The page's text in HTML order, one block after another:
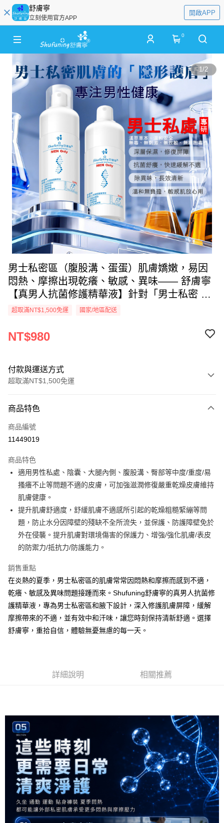
舒膚寧
立刻使用官方APP
開啟APP
0
1/2
男士私密區（腹股溝、蛋蛋）肌膚嬌嫩，易因
悶熱、摩擦出現乾癢、敏感、異味—— 舒膚寧
【真男人抗菌修護精華液】針對「男士私密 +
腋下」雙重困擾，從根源修護肌膚屏障，緩解
態，讓私處時刻舒適清爽。
超取滿NT$1,500免運 國家/地區配送
NT$980
付款與運送方式
超取滿NT$1,500免運
信用卡一次付款
信用卡分期付款
合作金庫商業銀行
華南商業銀行
彰化商業銀行
上海商業儲蓄銀行
台北富邦商業銀行
國泰世華商業銀行
臺灣中小企業銀行
台中商業銀行
匯豐（台灣）商業銀行
華泰商業銀行
聯邦商業銀行
遠東國際商業銀行
元大商業銀行
永豐商業銀行
玉山商業銀行
台灣樂天信用卡公司
超商取貨付款
LINE Pay
Apple Pay
街口支付
全盈+PAY
大哥付你分期
相關說明
【大哥付你分期使用說明】
1.本服務由台灣大哥大提供，台灣大哥大用戶可立即使用無須另外申請。
4.訂單成立30分鐘內，如未前往確認交易或遇審核未通過，訂單將自動取
醒簡訊。
2.透過簡訊連結打開帳單後，可選擇「超商條碼／台灣大直營門市／銀行轉
帳／街口支付／iPASS MONEY」等通路繳費。
【注意事項】
1.本服務係由「台灣大哥大股份有限公司」（以下簡稱本公司）所提供，讓
用戶於交易時，得透過本服務購買商品或服務，並由商店將買賣／分期付款
買賣價金債權讓與本公司後，依約使用本公司帳單繳交帳款。
2.基於同意付款使用「大哥付你分期」之契約關係目的，商店將以您的個人
資料（包含姓名、電話或地址）提供予台灣大哥大進項蒐集、處理及利用，
由本公司與您本人進行分期帳單所需資料之確認、核對及更正。
3.完整用戶服務條款，請詳閱以下連結：https://oppay.tw/userRule
AFTEE先享後付
１．簡單：不需註冊會員、不需綁卡、不需儲值。
【「AFTEE先享後付」結帳流程】
１．於結帳方式選擇「AFTEE先享後付」後，將跳轉至「AFTEE先享後付」
結帳頁面，進行簡訊認證並確認金額後，即可完成結帳。
２．訂單成立數日內，您將收到繳費通知簡訊。
３．收到繳費通知簡訊後14天內，點擊此簡訊中的連結，可透過四大超商／
ATM／網路銀行／等多元方式進行付款，方視為交易完成。
※ 請注意：結帳手續完成當下不需立刻繳費，但若您需要取消訂單，請聯絡
購買商品的店家。未經商家同意取消之訂單仍視為有效，需透過AFTEE先享
後付繳納相關費用。
※ 交易是否成功請以「AFTEE先享後付 」之結帳頁面顯示為準，若有關於
是否繳費成功／繳費後需取消欲退款等相關疑問，請聯繫「AFTEE先享後付
客戶支援中心」https://netprotections.freshdesk.com/support/home
每筆NT$120，滿NT$1,500(含以上)免運費
全家取貨付款
每筆NT$120，滿NT$1,500(含以上)免運費
付款後全家取貨
每筆NT$120，滿NT$1,500(含以上)免運費
7-11付款取貨
每筆NT$120，滿NT$1,500(含以上)免運費
商品特色
商品編號
11449019
商品特色
適用男性私處、陰囊、大腿內側、腹股溝、臀部等中度/重度/易
搔癢不止等問題不適的皮膚，可加強滋潤修復嚴重乾燥皮膚維持
肌膚健康。
提升肌膚舒適度，舒緩肌膚不適感所引起的乾燥粗糙緊繃等問
題，防止水分因障壁的殘缺不全所流失，並保護、防護障壁免於
外在侵襲。提升肌膚對環境傷害的保護力、增強/強化肌膚/表皮
的防禦力/抵抗力/防護能力。
銷售重點
在炎熱的夏季，男士私密區的肌膚常常因悶熱和摩擦而感到不適，
乾癢、敏感及異味問題接踵而來。Shufuning舒膚寧的真男人抗菌修
護精華液，專為男士私密區和腋下設計，深入修護肌膚屏障，緩解
摩擦帶來的不適，並有效中和汗味，讓您時刻保持清新舒適。選擇
舒膚寧，重拾自信，體驗無憂無慮的每一天。
詳細說明 相關推薦